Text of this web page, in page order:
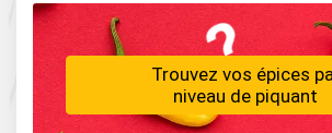
Trouvez vos épices
niveau de piquant